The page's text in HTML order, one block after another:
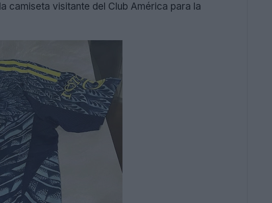
camiseta visitante del Club América para la